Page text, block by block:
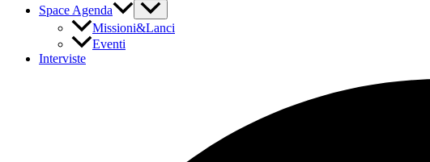
Space Agenda
Missioni&Lanci
Eventi
Interviste